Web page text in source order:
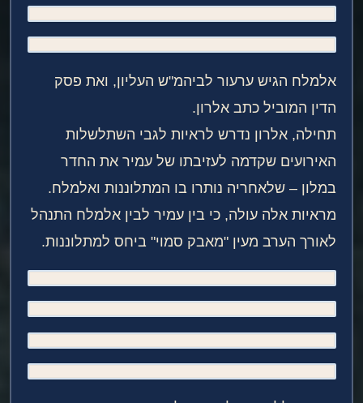
אלמלח הגיש ערעור לביהמ"ש העליון, ואת פסק
הדין המוביל כתב אלרון.
תחילה, אלרון נדרש לראיות לגבי השתלשלות
האירועים שקדמה לעזיבתו של עמיר את החדר
במלון – שלאחריה נותרו בו המתלוננות ואלמלח.
מראיות אלה עולה, כי בין עמיר לבין אלמלח התנהל
לאורך הערב מעין "מאבק סמוי" ביחס למתלוננות.